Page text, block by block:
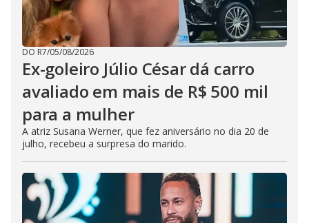
DO R7/05/08/2026
Ex-goleiro Júlio César dá carro
avaliado em mais de R$ 500 mil
para a mulher
A atriz Susana Werner, que fez aniversário no dia 20 de
julho, recebeu a surpresa do marido.